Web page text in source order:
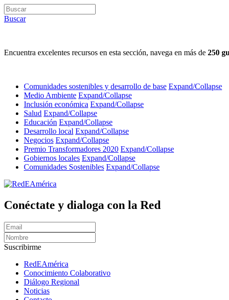
Buscar
Encuentra excelentes recursos en esta sección, navega en más de 250
Comunidades sostenibles y desarrollo de base Expand/Collapse
Medio Ambiente Expand/Collapse
Inclusión económica Expand/Collapse
Salud Expand/Collapse
Educación Expand/Collapse
Desarrollo local Expand/Collapse
Negocios Expand/Collapse
Premio Transformadores 2020 Expand/Collapse
Gobiernos locales Expand/Collapse
Comunidades Sostenibles Expand/Collapse
Conéctate y dialoga con la Red
Suscribirme
RedEAmérica
Conocimiento Colaborativo
Diálogo Regional
Noticias